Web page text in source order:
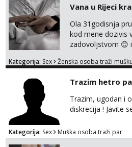
Vana u Rijeci
Ola 31godisnja
kod mene dozivis
zadovoljstvom 😊
nudim klasiku sa
neradim analno i
ignoriram radim
original ✌️😊ali neki
Kategorija: Sex Ženska osoba traži
Trazim hetro
Trazim, ugodan i
diskrecija ! Javite
Kategorija: Sex Muška osoba traži par